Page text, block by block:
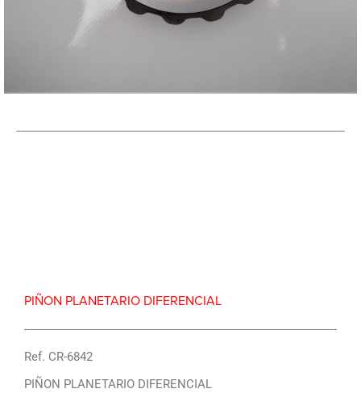
PIÑON PLANETARIO DIFERENCIAL
Ref. CR-6842
PIÑON PLANETARIO DIFERENCIAL